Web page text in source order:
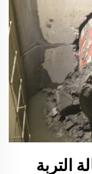
التربة